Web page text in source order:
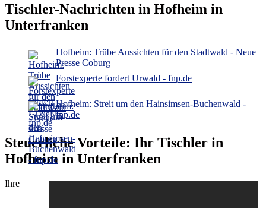
Tischler-Nachrichten in Hofheim in
Unterfranken
Hofheim: Trübe Aussichten für den Stadtwald - Neue
Presse Coburg
Forstexperte fordert Urwald - fnp.de
Hofheim: Streit um den Hainsimsen-Buchenwald -
fnp.de
Steuerliche Vorteile: Ihr Tischler in
Hofheim in Unterfranken
Ihre